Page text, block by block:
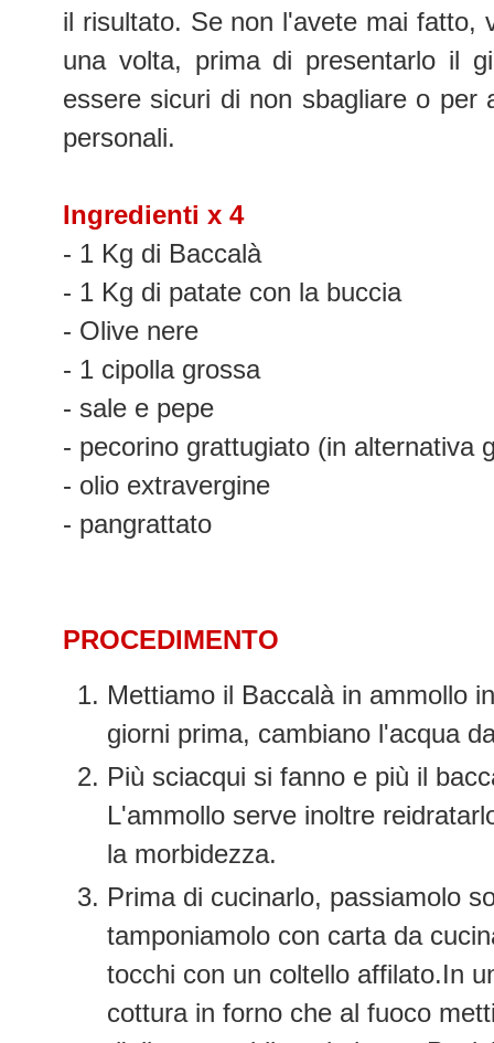
il risultato. Se non l'avete mai fatto,
una volta, prima di presentarlo il
essere sicuri di non sbagliare o per
personali.
Ingredienti x 4
- 1 Kg di Baccalà
- 1 Kg di patate con la buccia
- Olive nere
- 1 cipolla grossa
- sale e pepe
- pecorino grattugiato (in alternativa
- olio extravergine
- pangrattato
PROCEDIMENTO
Mettiamo il Baccalà in ammollo
giorni prima, cambiano l'acqua
Più sciacqui si fanno e più il
L'ammollo serve inoltre
la morbidezza.
Prima di cucinarlo, passiamolo
tamponiamolo con carta da
tocchi con un coltello affilato.In
cottura in forno che al fuoco